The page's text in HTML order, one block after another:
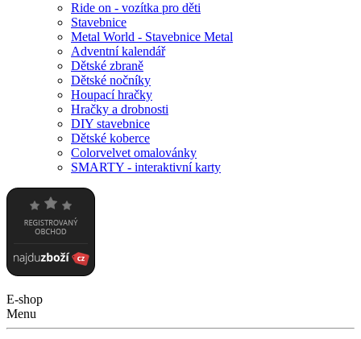
Ride on - vozítka pro děti
Stavebnice
Metal World - Stavebnice Metal
Adventní kalendář
Dětské zbraně
Dětské nočníky
Houpací hračky
Hračky a drobnosti
DIY stavebnice
Dětské koberce
Colorvelvet omalovánky
SMARTY - interaktivní karty
E-shop
Menu